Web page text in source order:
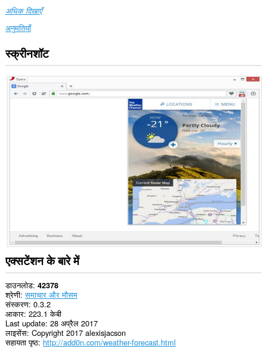
अधिक दिखाएँ
अनुमतियाँ
यह
एक्सटेंशन
वेबसाइट
पर
आपके
ब्राउज़िंग
गतिविधि
पहुँच
प्राप्त
कर
सकता
है।
स्क्रीनशॉट
एक्सटेंशन के बारे में
डाउनलोड 42378
श्रेणी समाचार और मौसम
संस्करण 0.3.2
आकार 223.1 केबी
Last update 28 अप्रैल 2017
लाइसेंस Copyright 2017 alexisjacson
सहायता पृष्ठ http://add0n.com/weather-forecast.html